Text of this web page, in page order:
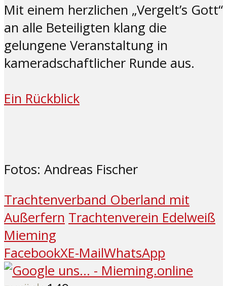
Mit einem herzlichen „Vergelt’s Gott“
an alle Beteiligten klang die
gelungene Veranstaltung in
kameradschaftlicher Runde aus.
Ein Rückblick
Fotos: Andreas Fischer
Trachtenverband Oberland mit
Außerfern Trachtenverein Edelweiß
Mieming
FacebookXE-MailWhatsApp